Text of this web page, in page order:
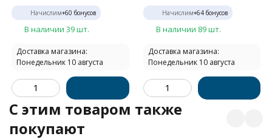
Начислим+60 бонусов
В наличии 39 шт.
Доставка магазина:
Понедельник 10 августа
Начислим+64бонусов
В наличии 89 шт.
Доставка магазина:
Понедельник 10 августа
C этим товаром также
покупают